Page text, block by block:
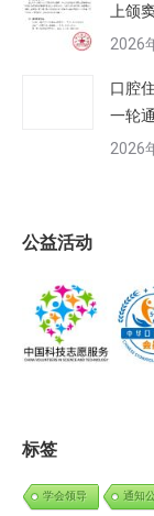
上颌
2026
口腔
一轮
2026
公益活动
标签
学会领导 通知